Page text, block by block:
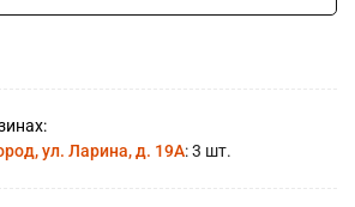
ул. Ларина, д. 19А: 3 шт.